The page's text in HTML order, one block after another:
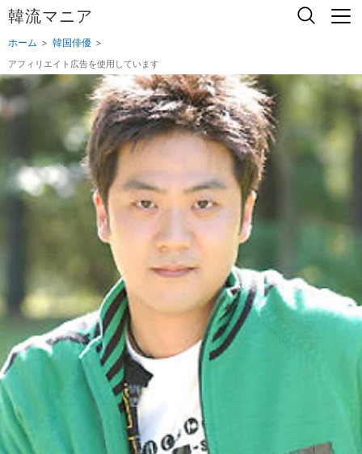
韓流マニア
ホーム 韓国俳優
アフィリエイト広告を使用しています